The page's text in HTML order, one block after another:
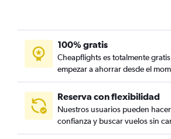
100% gratis
Cheapflights es totalmente
empezar a ahorrar desde el
Reserva con flexibilidad
Nuestros usuarios pueden
confianza y buscar vuelos sin